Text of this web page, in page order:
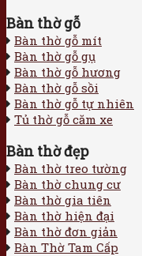
Bàn thờ gỗ
Bàn thờ gỗ mít
Bàn thờ gỗ gụ
Bàn thờ gỗ hương
Bàn thờ gỗ sồi
Bàn thờ gỗ tự nhiên
Tủ thờ gỗ căm xe
Bàn thờ đẹp
Bàn thờ treo tường
Bàn thờ chung cư
Bàn thờ gia tiên
Bàn thờ hiện đại
Bàn thờ đơn giản
Bàn Thờ Tam Cấp